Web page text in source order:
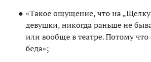
«Такое ощущение, что на
девушки, никогда раньше не
или вообще в театре. Потому что
беда»;